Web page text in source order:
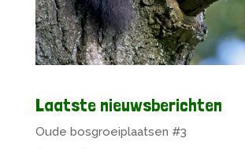
Laatste nieuwsberichten
Oude bosgroeiplaatsen #3